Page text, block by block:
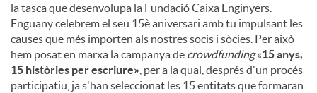
la tasca que desenvolupa la Fundació Caixa Enginyers.
Enguany celebrem el seu 15è aniversari amb tu impulsant les
causes que més importen als nostres socis i sòcies. Per això
hem posat en marxa la campanya de crowdfunding«15 anys,
15 històries per escriure» , per a la qual, després d'un procés
participatiu, ja s'han seleccionat les 15 entitats que formaran